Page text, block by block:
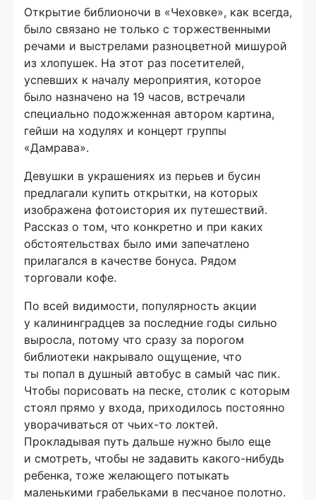
Открытие библионочи в «Чеховке», как всегда,
было связано не только с торжественными
речами и выстрелами разноцветной мишурой
из хлопушек. На этот раз посетителей,
успевших к началу мероприятия, которое
было назначено на 19 часов, встречали
специально подожженная автором картина,
гейши на ходулях и концерт группы
«Дамрава».
Девушки в украшениях из перьев и бусин
предлагали купить открытки, на которых
изображена фотоистория их путешествий.
Рассказ о том, что конкретно и при каких
обстоятельствах было ими запечатлено
прилагался в качестве бонуса. Рядом
торговали кофе.
По всей видимости, популярность акции
у калининградцев за последние годы сильно
выросла, потому что сразу за порогом
библиотеки накрывало ощущение, что
ты попал в душный автобус в самый час пик.
Чтобы порисовать на песке, столик с которым
стоял прямо у входа, приходилось постоянно
уворачиваться от чьих-то локтей.
Прокладывая путь дальше нужно было еще
и смотреть, чтобы не задавить какого-нибудь
ребенка, тоже желающего потыкать
маленькими грабельками в песчаное полотно.